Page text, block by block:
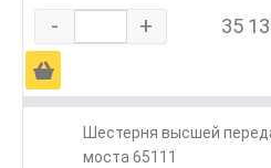
- + 35
Ä
Шестерня высшей
моста 65111